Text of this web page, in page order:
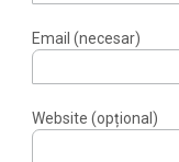
Email (necesar)
Website (opțional)